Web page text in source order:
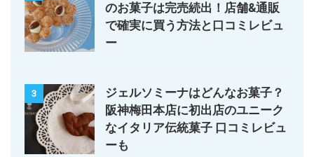
のお菓子は完売続出！店舗&通販
で確実に買う方法と口コミレビュ
ー
3
ジェルソミーナはどんなお菓子？
阪神梅田本店に初出店のユニーク
なイタリア伝統菓子 口コミレビュ
ーも